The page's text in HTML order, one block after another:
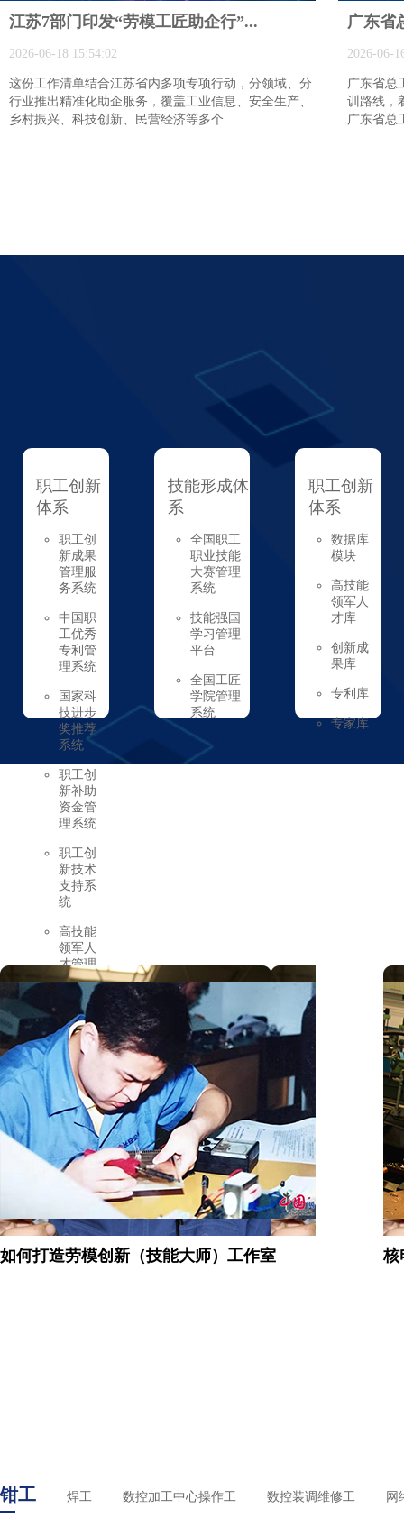
江苏7部门印发“劳模工匠助企行”...
2026-06-18 15:54:02
这份工作清单结合江苏省内多项专项行动，分领域、分
行业推出精准化助企服务，覆盖工业信息、安全生产、
乡村振兴、科技创新、民营经济等多个...
广东省
2026-06-
广东省总
训路线，
广东省总
职工创新
体系
职工创
新成果
管理服
务系统
中国职
工优秀
专利管
理系统
国家科
技进步
奖推荐
系统
职工创
新补助
资金管
理系统
职工创
新技术
支持系
统
高技能
领军人
才管理
系统
技能形成体
系
全国职工
职业技能
大赛管理
系统
技能强国
学习管理
平台
全国工匠
学院管理
系统
职工创新
体系
数据库
模块
高技能
领军人
才库
创新成
果库
专利库
专家库
如何打造劳模创新（技能大师）工作室 核
钳工 焊工 数控加工中心操作工 数控装调维修工 网